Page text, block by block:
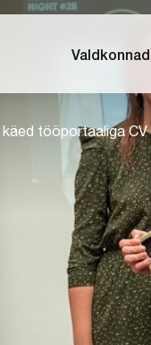
Valdkonnad
tööportaaliga